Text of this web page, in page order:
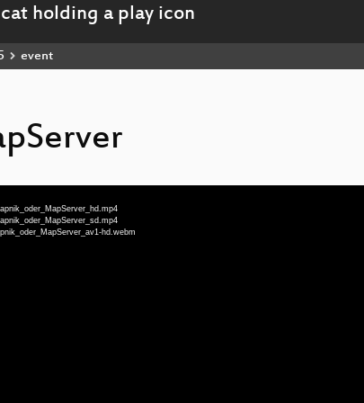
event
hd.webm